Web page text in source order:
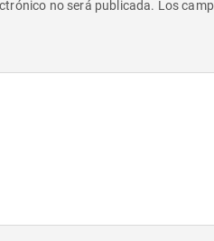
no será publicada. Los